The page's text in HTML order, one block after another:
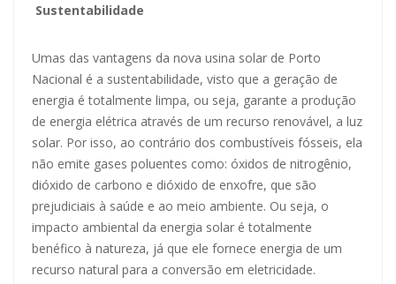
Sustentabilidade
Umas das vantagens da nova usina solar de Porto
Nacional é a sustentabilidade, visto que a geração de
energia é totalmente limpa, ou seja, garante a produção
de energia elétrica através de um recurso renovável, a luz
solar. Por isso, ao contrário dos combustíveis fósseis, ela
não emite gases poluentes como: óxidos de nitrogênio,
dióxido de carbono e dióxido de enxofre, que são
prejudiciais à saúde e ao meio ambiente. Ou seja, o
impacto ambiental da energia solar é totalmente
benéfico à natureza, já que ele fornece energia de um
recurso natural para a conversão em eletricidade.